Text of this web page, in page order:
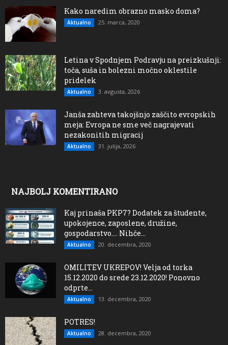
Kako naredim obrazno masko doma?
Aktualno 25. marca, 2020
Letina v Spodnjem Podravju na preizkušnji:
toča, suša in bolezni močno oklestile
pridelek
Aktualno 3. avgusta, 2026
Janša zahteva takojšnjo zaščito evropskih
meja: Evropa ne sme več nagrajevati
nezakonitih migracij
Aktualno 31. julija, 2026
NAJBOLJ KOMENTIRANO
Kaj prinaša PKP7? Dodatek za študente,
upokojence, zaposlene, družine,
gospodarstvo…. Nihče...
Aktualno 20. decembra, 2020
OMILITEV UKREPOV! Velja od torka
15.12.2020 do srede 23.12.2020! Ponovno
odprte...
Aktualno 13. decembra, 2020
POTRES!
Aktualno 28. decembra, 2020